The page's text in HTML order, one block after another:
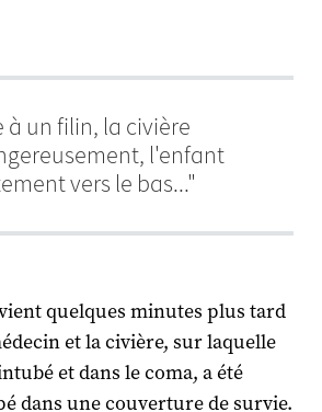
à un filin, la civière
l'enfant
vers le bas..."
quelques minutes plus tard
et la civière, sur laquelle
et dans le coma, a été
dans une couverture de survie.